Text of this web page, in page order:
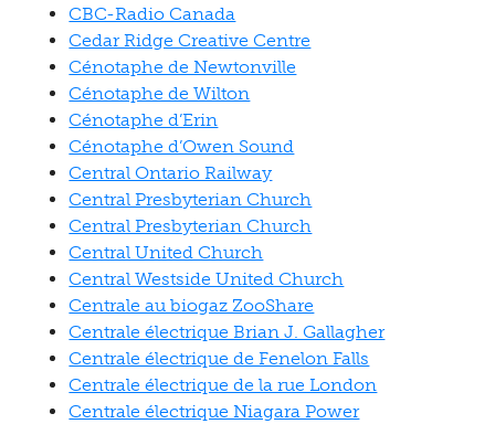
CBC-Radio Canada
Cedar Ridge Creative Centre
Cénotaphe de Newtonville
Cénotaphe de Wilton
Cénotaphe d’Erin
Cénotaphe d’Owen Sound
Central Ontario Railway
Central Presbyterian Church
Central Presbyterian Church
Central United Church
Central Westside United Church
Centrale au biogaz ZooShare
Centrale électrique Brian J. Gallagher
Centrale électrique de Fenelon Falls
Centrale électrique de la rue London
Centrale électrique Niagara Power